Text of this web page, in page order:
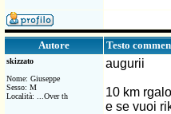
Autore Testo
skizzato
Nome: Giuseppe
Sesso: M
Località: ...Over th
augurii
10 km rgalo
e se vuoi